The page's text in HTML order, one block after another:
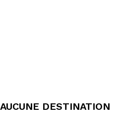
DESTINATION